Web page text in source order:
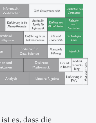
es, dass die